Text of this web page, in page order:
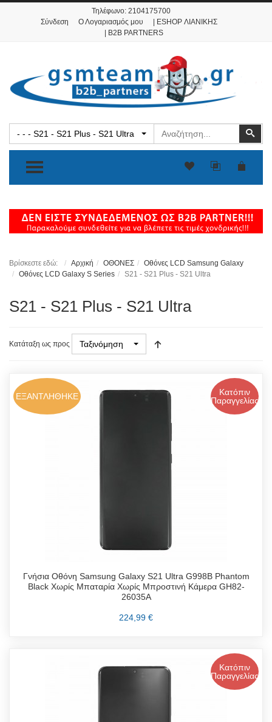
Τηλέφωνο: 2104175700
Σύνδεση
Ο Λογαριασμός μου
| ESHOP ΛΙΑΝΙΚΗΣ
| B2B PARTNERS
- - - S21 - S21 Plus - S21 Ultra
TOGGLE MENU
Βρίσκεστε εδώ: Αρχική ΟΘΟΝΕΣ
Οθόνες LCD Samsung Galaxy
Οθόνες LCD Galaxy S Series
S21 - S21 Plus - S21 Ultra
S21 - S21 Plus - S21 Ultra
Κατάταξη ως προς Ταξινόμηση
ΕΞΑΝΤΛΗΘΗΚΕ
Κατόπιν
Παραγγελίας
Γνήσια Οθόνη Samsung Galaxy S21 Ultra G998B Phantom
Black Χωρίς Μπαταρία Χωρίς Μπροστινή Κάμερα GH82-
26035A
224,99 €
Κατόπιν
Παραγγελίας